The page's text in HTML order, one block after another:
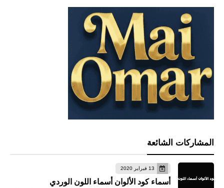
المشاركات الشائعة
13 فبراير 2020
أسماء كود الألوان أسماء اللون الوردي